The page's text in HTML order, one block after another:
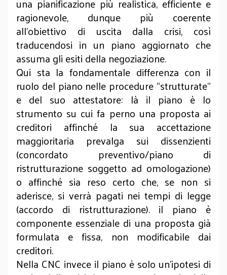
ragionevole, dunque più coerente
all’obiettivo di uscita dalla crisi, così
traducendosi in un piano aggiornato che
assuma gli esiti della negoziazione.
Qui sta la fondamentale differenza con il
ruolo del piano nelle procedure “strutturate”
e del suo attestatore: là il piano è lo
strumento su cui fa perno una proposta ai
creditori affinché la sua accettazione
maggioritaria prevalga sui dissenzienti
(concordato preventivo/piano di
ristrutturazione soggetto ad omologazione)
o affinché sia reso certo che, se non si
aderisce, si verrà pagati nei tempi di legge
(accordo di ristrutturazione). il piano è
componente essenziale di una proposta già
formulata e fissa, non modificabile dai
creditori.
Nella CNC invece il piano è solo un’ipotesi di